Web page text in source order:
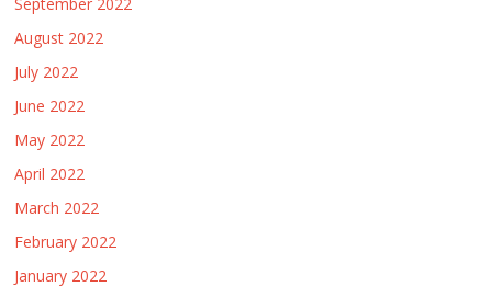
August 2022
July 2022
June 2022
May 2022
April 2022
March 2022
February 2022
January 2022